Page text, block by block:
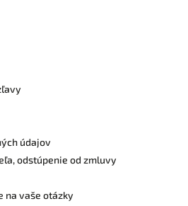
údajov
odstúpenie od zmluvy
na vaše otázky